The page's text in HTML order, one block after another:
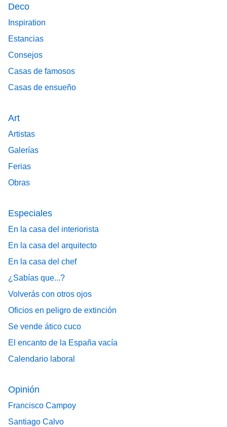
Deco
Inspiration
Estancias
Consejos
Casas de famosos
Casas de ensueño
Art
Artistas
Galerías
Ferias
Obras
Especiales
En la casa del interiorista
En la casa del arquitecto
En la casa del chef
¿Sabías que...?
Volverás con otros ojos
Oficios en peligro de extinción
Se vende ático cuco
El encanto de la España vacía
Calendario laboral
Opinión
Francisco Campoy
Santiago Calvo